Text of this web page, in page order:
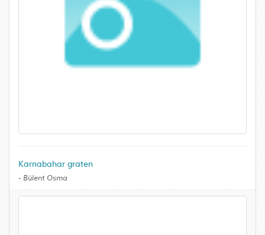
Karnabahar graten
- Bülent Osma